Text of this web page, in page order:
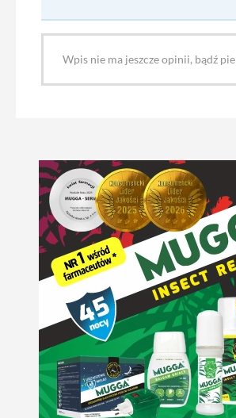
Wpis nie ma jeszcze opinii, bądź